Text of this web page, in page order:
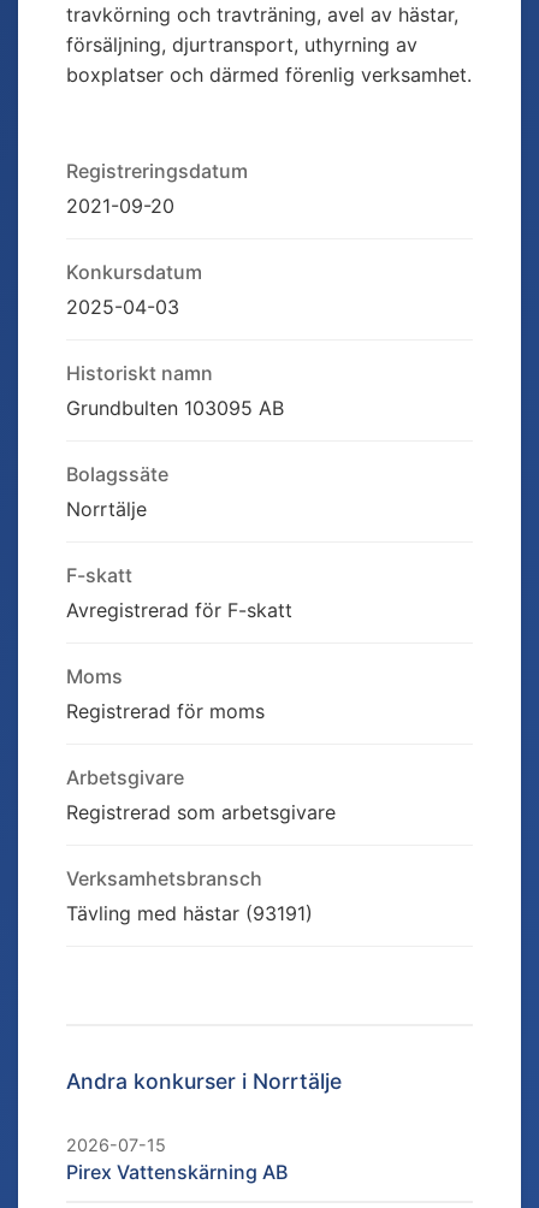
travkörning och travträning, avel av hästar,
försäljning, djurtransport, uthyrning av
boxplatser och därmed förenlig verksamhet.
Registreringsdatum
2021-09-20
Konkursdatum
2025-04-03
Historiskt namn
Grundbulten 103095 AB
Bolagssäte
Norrtälje
F-skatt
Avregistrerad för F-skatt
Moms
Registrerad för moms
Arbetsgivare
Registrerad som arbetsgivare
Verksamhetsbransch
Tävling med hästar (93191)
Andra konkurser i Norrtälje
2026-07-15
Pirex Vattenskärning AB